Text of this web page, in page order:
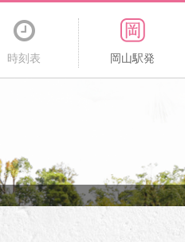
時刻表 岡山駅発